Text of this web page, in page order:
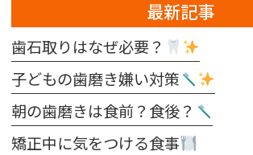
最新記事
歯石取りはなぜ必要？
子どもの歯磨き嫌い対策
朝の歯磨きは食前？食後？
矯正中に気をつける食事